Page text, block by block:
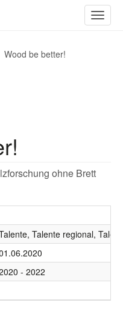
ein-/
Wood be better!
ohne Brett
Talente regional,
- 2022